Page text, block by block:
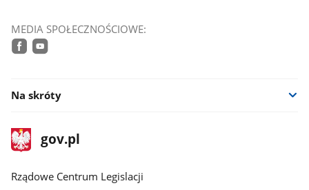
MEDIA SPOŁECZNOŚCIOWE:
Na skróty
stopka
gov.plStrona
gov.pl
Rządowe Centrum Legislacji